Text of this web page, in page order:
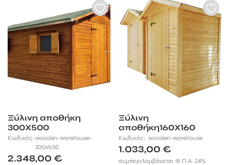
Ξύλινη αποθήκη
300Χ500
Κωδικός: wooden-warehouse-
300x500
2.348,00 €
Ξύλινη
αποθήκη160Χ160
Κωδικός:wooden-warehouse
1.033,00€
συμπεριλαμβάνεται Φ.Π.Α. 24%